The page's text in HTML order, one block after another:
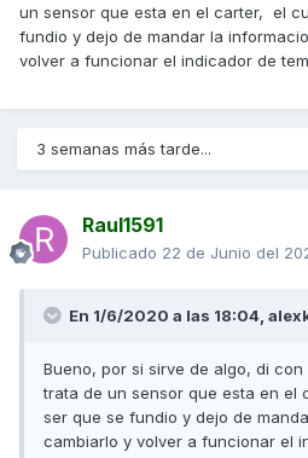
un sensor que esta en el carter, el
fundio y dejo de mandar la
volver a funcionar el indicador de
3 semanas más tarde...
Raul1591
Publicado 22 de Junio del
En 1/6/2020 a las 18:04,
Bueno, por si sirve de algo, di
trata de un sensor que esta en el
ser que se fundio y dejo de
cambiarlo y volver a funcionar el